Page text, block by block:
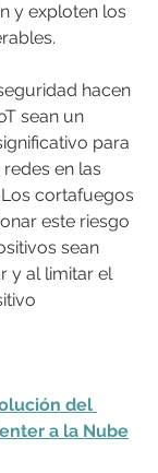
y exploten los
hacen
sean un
para
en las
cortafuegos
este riesgo
sean
y al limitar el
del
a la Nube